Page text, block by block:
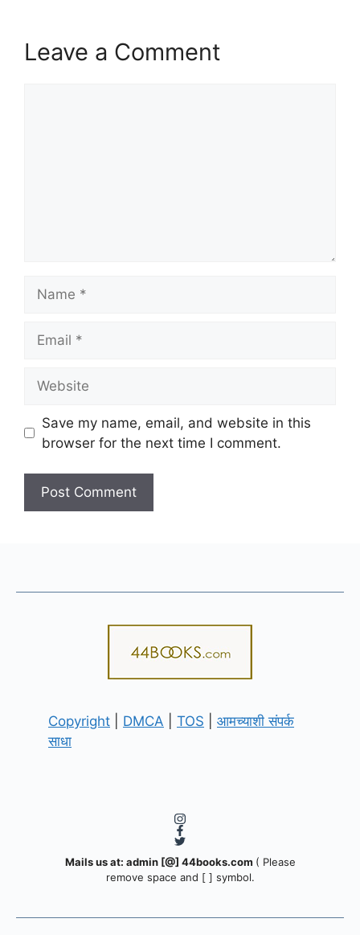
Leave a Comment
Save my name, email, and website in this
browser for the next time I comment.
Copyright DMCA TOS
आमच्याशी संपर्क
साधा
Mails us at: admin [@] 44books.com ( Please
remove space and [ ] symbol.